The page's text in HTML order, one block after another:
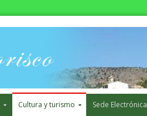
Cultura y turismo Sede Electrónica